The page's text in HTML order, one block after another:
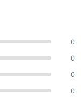
0
0
0
0